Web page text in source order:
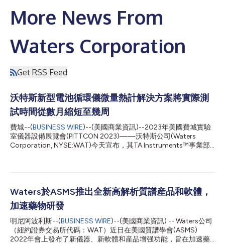
More News From
Waters Corporation
Get RSS Feed
沃特斯新型電池循環儀微量熱計解決方案將實際測
試時間從數月縮短至幾周
費城--(BUSINESS WIRE)--(美國商業資訊)--2023年美國費城實驗
室儀器設備展覽會(PITTCON 2023)——沃特斯公司(Waters
Corporation, NYSE:WAT)今天宣布，其TA Instruments™事業部
行非破壞檢測，並能將實驗時間從數月大幅縮短至幾周，同時可提
斯公司TA Instruments事業部資深副總裁Jianqing Bennett表示：
「類似我們的臨場電池循環儀微量熱計解決方案這樣的創新成果，
對於未來的電池研發具有革命性意義。它將測試時間大幅縮短達
75%，同時能幫助研究人員更深入地瞭解電池及其材料在熱力和電
化學條件下的行為和變化。該解決方案為科學家帶來的精確資料，
對於幫助確保電池的性能和安全至關重要。」 該解決方案將TA
Instruments高解析度TAM IV等溫微量熱計(TAM IV Isothermal
Waters於ASMS推出全新高解析質譜産品和軟體，
加速藥物研發
明尼阿波利斯--(BUSINESS WIRE)--(美國商業資訊) -- Waters公司
（紐約證券交易所代碼：WAT）近日在美國質譜學會(ASMS)
2022年會上發布了新儀器、新軟體和産品增强功能，旨在加速藥